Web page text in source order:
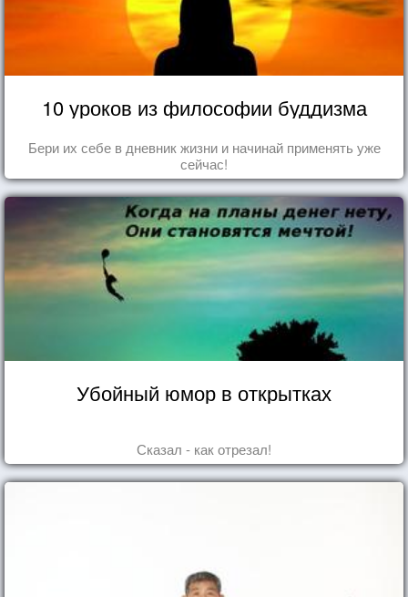
10 уроков из философии буддизма
Бери их себе в дневник жизни и начинай применять уже
сейчас!
Убойный юмор в открытках
Сказал - как отрезал!